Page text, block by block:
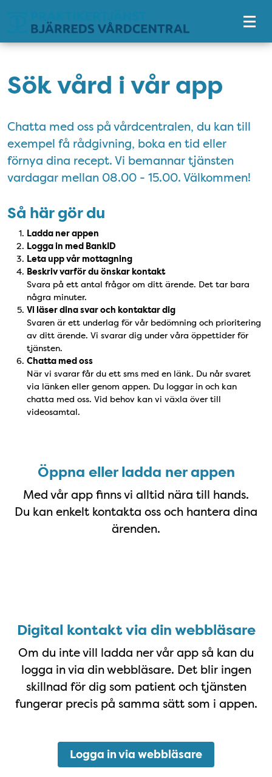
Sök vård i vår app
Chatta med oss på vårdcentralen, du kan till
exempel få rådgivning, boka en tid eller
förnya dina recept. Vi bemannar tjänsten
vardagar mellan 08.00 - 15.00. Välkommen!
Så här gör du
Ladda ner appen
Logga in med BankID
Leta upp vår mottagning
Beskriv varför du önskar kontakt
Svara på ett antal frågor om ditt ärende. Det tar bara
några minuter.
Vi läser dina svar och kontaktar dig
Svaren är ett underlag för vår bedömning och prioritering
av ditt ärende. Vi svarar dig under våra öppettider för
tjänsten.
Chatta med oss
När vi svarar får du ett sms med en länk. Du når svaret
via länken eller genom appen. Du loggar in och kan
chatta med oss. Vid behov kan vi växla över till
videosamtal.
Ladda ner appen
Öppna eller ladda ner appen
Med vår app finns vi alltid nära till hands.
Du kan enkelt kontakta oss och hantera dina
ärenden.
Starta på webben/dator
Digital kontakt via din webbläsare
Om du inte vill ladda ner vår app så kan du
logga in via din webbläsare. Det blir ingen
skillnad för dig som patient och tjänsten
fungerar precis på samma sätt som i appen.
Logga in via webbläsare